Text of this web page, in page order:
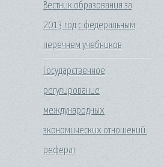
Вестник образования за
2013 год с федеральным
перечнем учебников
Государственное
регулирование
международных
экономических отношений.
реферат